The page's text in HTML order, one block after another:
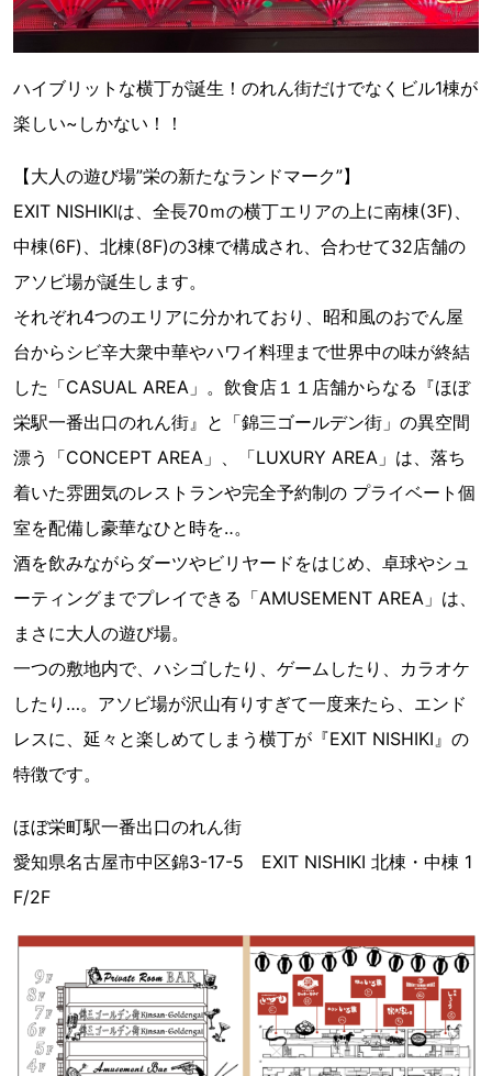
​ハイブリットな横丁が誕生！のれん街だけでなくビル1棟が
楽しい~しかない！！
【大人の遊び場”栄の新たなランドマーク”】
EXIT NISHIKIは、全長70ｍの横丁エリアの上に南棟(3F)、
中棟(6F)、北棟(8F)の3棟で構成され、合わせて32店舗の
アソビ場が誕生します。
それぞれ4つのエリアに分かれており、昭和風のおでん屋
台からシビ辛大衆中華やハワイ料理まで世界中の味が終結
した「CASUAL AREA」。飲食店１１店舗からなる『ほぼ
栄駅一番出口のれん街』と「錦三ゴールデン街」の異空間
漂う「CONCEPT AREA」、「LUXURY AREA」は、落ち
着いた雰囲気のレストランや完全予約制の プライベート個
室を配備し豪華なひと時を‥。
酒を飲みながらダーツやビリヤードをはじめ、卓球やシュ
ーティングまでプレイできる「AMUSEMENT AREA」は、
まさに大人の遊び場。
一つの敷地内で、ハシゴしたり、ゲームしたり、カラオケ
したり…。アソビ場が沢山有りすぎて一度来たら、エンド
レスに、延々と楽しめてしまう横丁が『EXIT NISHIKI』の
特徴です。
ほぼ栄町駅一番出口のれん街
愛知県名古屋市中区錦3-17-5 EXIT NISHIKI 北棟・中棟 1
F/2F